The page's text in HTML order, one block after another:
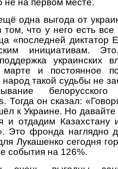
не на первом месте.
одна выгода от
том, что у него есть
«последней диктатор
инициативам.
украинских
и постоянное
народ такой судьбы не
Тогда он сказал:
к Украине. Но давайте
и отдадим Казахстану
Это фронда наглядно
Лукашенко сегодня
события на 126%.